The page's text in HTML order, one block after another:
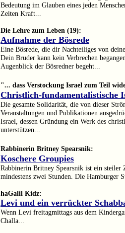
Bedeutung im Glauben eines jeden
Zeiten Kraft...
Die Lehre zum Leben (19):
Aufnahme der Bösrede
Eine Bösrede, die dir Nachteiliges von
Dein Bruder kann kein Verbrechen
Augenblick der Bösredner begeht...
"... dass Verstockung Israel zum Teil
Christlich-fundamentalistische
Die gesamte Solidarität, die von dieser
Veranstaltungen und Publikationen
Israel, dessen Gründung ein Werk des
unterstützen...
Rabbinerin Britney Spearsnik:
Koschere Groupies
Rabbinerin Britney Spearsnik ist ein steiler
mindestens zwei Stunden. Die Hamburger
haGalil Kidz:
Levi und ein verrückter
Wenn Levi freitagmittags aus dem
Challa...